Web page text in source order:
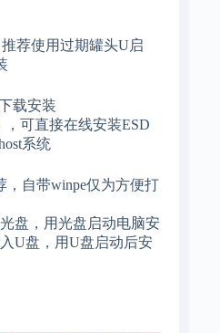
荐使用过期罐头U启
载安装
，可直接在线安装ESD
系统
，自带winpe仅为方便打
盘，用光盘启动电脑安
U盘，用U盘启动后安